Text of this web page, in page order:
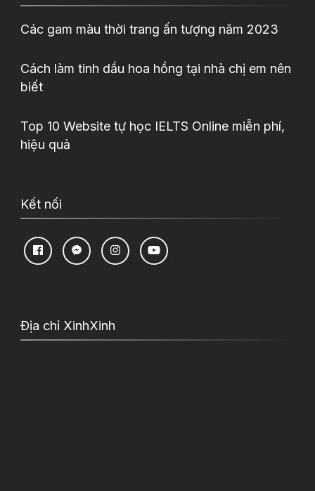
Các gam màu thời trang ấn tượng năm 2023
Cách làm tinh dầu hoa hồng tại nhà chị em nên
biết
Top 10 Website tự học IELTS Online miễn phí,
hiệu quả
Kết nối
Địa chỉ XinhXinh